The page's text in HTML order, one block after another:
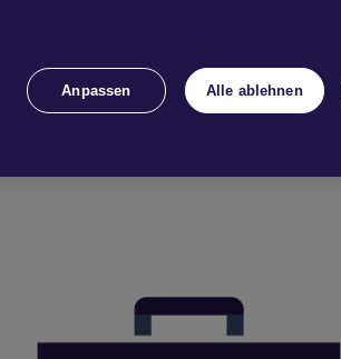
Rechner Bestand Kon­takt
Anpassen Alle ablehnen